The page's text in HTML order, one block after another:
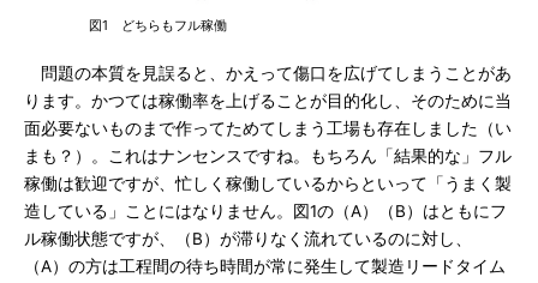
図1 どちらもフル稼働
問題の本質を見誤ると、かえって傷口を広げてしまうことがあ
ります。かつては稼働率を上げることが目的化し、そのために当
面必要ないものまで作ってためてしまう工場も存在しました（い
まも？）。これはナンセンスですね。もちろん「結果的な」フル
稼働は歓迎ですが、忙しく稼働しているからといって「うまく製
造している」ことにはなりません。図1の（A）（B）はともにフ
ル稼働状態ですが、（B）が滞りなく流れているのに対し、
（A）の方は工程間の待ち時間が常に発生して製造リードタイム